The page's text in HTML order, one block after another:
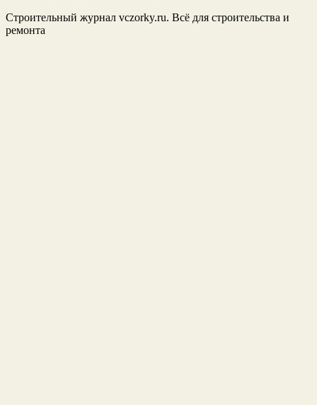
Строительный журнал vczorky.ru. Всё для строительства и
ремонта